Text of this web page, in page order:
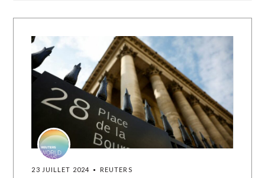
23 JUILLET 2024 REUTERS